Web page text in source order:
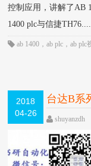
控制应用，讲解了AB
1400 plc与信捷TH76....
ab 1400 ，ab plc ，ab plc
2018
04-26
台达B系
作视频
shuyanzdh
已关闭评论